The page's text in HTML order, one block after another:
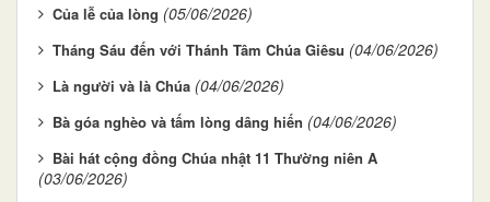
Của lễ của lòng (05/06/2026)
Tháng Sáu đến với Thánh Tâm Chúa Giêsu (04/06/2026)
Là người và là Chúa (04/06/2026)
Bà góa nghèo và tấm lòng dâng hiến (04/06/2026)
Bài hát cộng đồng Chúa nhật 11 Thường niên A
(03/06/2026)